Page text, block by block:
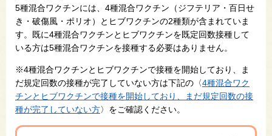
5種混合ワクチンには、4種混合ワクチン（ジフテリア・百日せ
き・破傷風・ポリオ）とヒブワクチンの2種類が含まれていま
す。既に4種混合ワクチンとヒブワクチンを既定回数接種して
いる方は5種混合ワクチンを接種する必要はありません。
※4種混合ワクチンとヒブワクチンで接種を開始しており、ま
だ規定回数の接種が完了していない方は下記の〈4種混合ワク
チンとヒブワクチンで接種を開始しており、まだ規定回数の接
種が完了していない方〉をご確認ください。